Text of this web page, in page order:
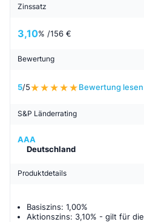
Zinssatz
3,10% /156 €
Bewertung
5/5 Bewertung lesen
S&P Länderrating
AAA
Deutschland
Produktdetails
Basiszins: 1,00%
Aktionszins: 3,10% - gilt für